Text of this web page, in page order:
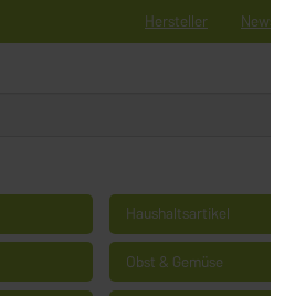
Hersteller News
Haushaltsartikel
Obst & Gemüse